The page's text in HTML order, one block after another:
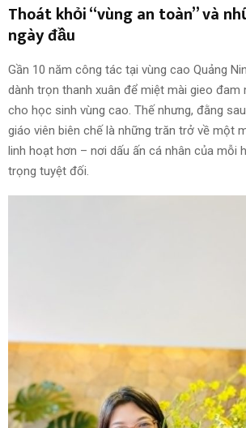
Thoát khỏi “vùng an toàn” và
ngày đầu
Gần 10 năm công tác tại vùng cao Quảng
dành trọn thanh xuân để miệt mài gieo đam
cho học sinh vùng cao. Thế nhưng, đằng
giáo viên biên chế là những trăn trở về một
linh hoạt hơn – nơi dấu ấn cá nhân của mỗi
trọng tuyệt đối.